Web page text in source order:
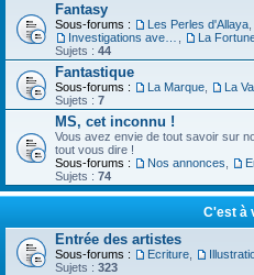
Fantasy
Sous-forums : Les Perles d'Allaya
Sujets : 44
Fantastique
Sous-forums : La Marque La
Sujets : 7
MS, cet inconnu !
Vous avez envie de tout savoir sur
tout vous dire !
Sous-forums :
Nos annonces
Sujets : 74
C'est à
Entrée des artistes
Sous-forums : Ecriture
Sujets : 323